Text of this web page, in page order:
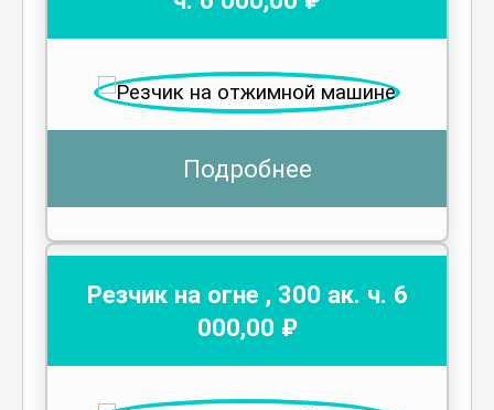
Подробнее
Резчик на огне , 300 ак. ч. 6
000,00 ₽